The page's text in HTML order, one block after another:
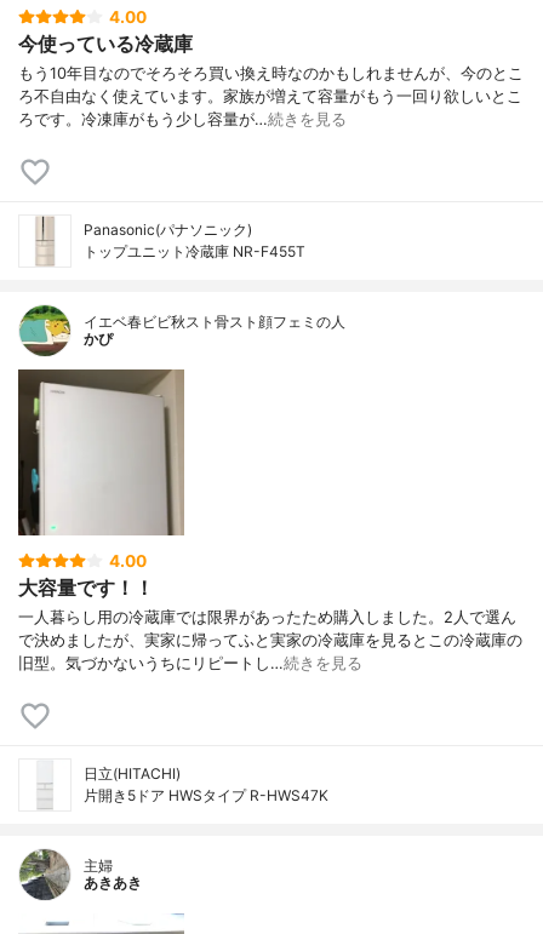
4.00
今使っている冷蔵庫
もう10年目なのでそろそろ買い換え時なのかもしれませんが、今のとこ
ろ不自由なく使えています。家族が増えて容量がもう一回り欲しいとこ
ろです。冷凍庫がもう少し容量が…続きを見る
Panasonic(パナソニック)
トップユニット冷蔵庫 NR-F455T
イエベ春ビビ秋スト骨スト顔フェミの人
かぴ
4.00
大容量です！！
一人暮らし用の冷蔵庫では限界があったため購入しました。2人で選ん
で決めましたが、実家に帰ってふと実家の冷蔵庫を見るとこの冷蔵庫の
旧型。気づかないうちにリピートし…続きを見る
日立(HITACHI)
片開き5ドア HWSタイプ R-HWS47K
主婦
あきあき